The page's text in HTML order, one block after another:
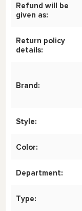
Refund will be
given as:
Return policy
details:
Brand:
Style:
Color:
Department:
Type: